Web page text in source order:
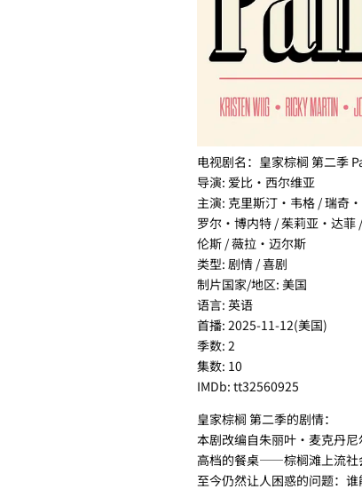
电视剧名：皇家棕榈 第二季
导演: 爱比·西尔维亚
主演: 克里斯汀·韦格 / 瑞奇
罗尔·博内特 / 茱莉亚·达菲
伦斯 / 薇拉·迈尔斯
类型: 剧情 / 喜剧
制片国家/地区: 美国
语言: 英语
首播: 2025-11-12(美国)
季数: 2
集数: 10
IMDb: tt32560925
皇家棕榈 第二季的剧情：
本剧改编自朱丽叶·麦克丹
高档的餐桌——棕榈滩上流社
至今仍然让人困惑的问题：